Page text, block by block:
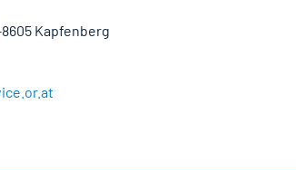
Kapfenberg